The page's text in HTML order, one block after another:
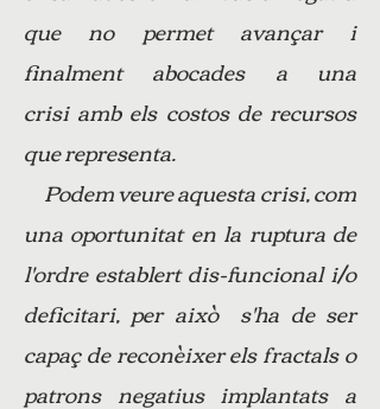
que no permet avançar i
finalment abocades a una
crisi amb els costos de recursos
que representa.
Podem veure aquesta crisi, com
una oportunitat en la ruptura de
l'ordre establert dis-funcional i/o
deficitari, per això s'ha de ser
capaç de reconèixer els fractals o
patrons negatius implantats a